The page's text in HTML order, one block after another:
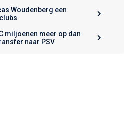
Woudenberg een
miljoenen meer op dan
naar PSV